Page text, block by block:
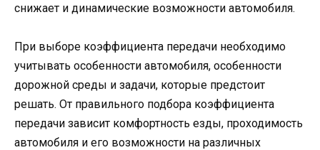
снижает и динамические возможности автомобиля.
При выборе коэффициента передачи необходимо
учитывать особенности автомобиля, особенности
дорожной среды и задачи, которые предстоит
решать. От правильного подбора коэффициента
передачи зависит комфортность езды, проходимость
автомобиля и его возможности на различных